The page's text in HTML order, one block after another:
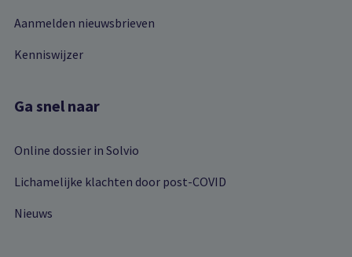
Aanmelden nieuwsbrieven
Kenniswijzer
Ga snel naar
Online dossier in Solvio
Lichamelijke klachten door post-COVID
Nieuws